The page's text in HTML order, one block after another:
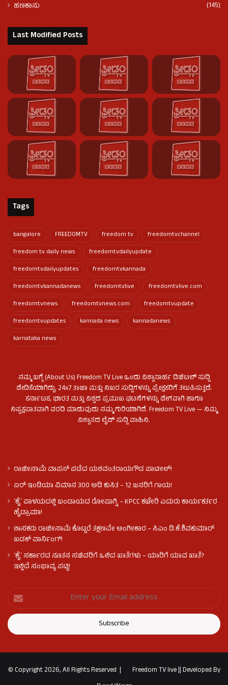
ಹಣಕಾಸು (145)
Last Modified Posts
Tags
bangalore FREEDOMTV freedom tv
freedomtvchannel
freedom tv daily news
freedomtvdailyupdate
freedomtvdailyupdates
freedomtvkannada
freedomtvkannadanews
freedomtvlive
freedomtvlive.com
freedomtvnews
freedomtvnews.com
freedomtvupdate
freedomtvupdates
kannada news
kannadanews
karnataka news
ನಮ್ಮ ಬಗ್ಗೆ (About Us) Freedom TV Live ಒಂದು ವಿಶ್ವಾಸಾರ್ಹ ಡಿಜಿಟಲ್ ಸುದ್ದಿ
ವೇದಿಕೆಯಾಗಿದ್ದು, 24x7 ತಾಜಾ ಮತ್ತು ನಿಖರ ಸುದ್ದಿಗಳನ್ನು ಪ್ರೇಕ್ಷಕರಿಗೆ ತಲುಪಿಸುತ್ತದೆ.
ಕರ್ನಾಟಕ, ಭಾರತ ಮತ್ತು ವಿಶ್ವದ ಪ್ರಮುಖ ಘಟನೆಗಳನ್ನು ವೇಗವಾಗಿ ಹಾಗೂ
ನಿಷ್ಪಕ್ಷಪಾತವಾಗಿ ವರದಿ ಮಾಡುವುದು ನಮ್ಮ ಗುರಿಯಾಗಿದೆ. Freedom TV Live — ನಿಮ್ಮ
ವಿಶ್ವಾಸದ ಲೈವ್ ಸುದ್ದಿ ವಾಹಿನಿ.
ರಾಜೀನಾಮೆ ವಾಪಸ್ ಪಡೆದ ಯಶವಂತರಾಯಗೌಡ ಪಾಟೀಲ್‌!
ಏರ್ ಇಂಡಿಯಾ ವಿಮಾನ 300 ಅಡಿ ಕುಸಿತ – 12 ಜನರಿಗೆ ಗಾಯ!
ʻಕೈʼ​ ಪಾಳಯದಲ್ಲಿ ಬಂಡಾಯದ ರೋಷಾಗ್ನಿ – KPCC ಕಚೇರಿ ಎದುರು ಕಾರ್ಯಕರ್ತರ
ಹೈಡ್ರಾಮಾ!
ಶಾಸಕರು ರಾಜೀನಾಮೆ ಕೊಟ್ಟರೆ ತಕ್ಷಣವೇ ಅಂಗೀಕಾರ – ಸಿಎಂ ಡಿ.ಕೆ.ಶಿವಕುಮಾರ್
ಖಡಕ್ ವಾರ್ನಿಂಗ್!
ʻಕೈʼ ಸರ್ಕಾರದ ನೂತನ ಸಚಿವರಿಗೆ ಒಲಿದ ಖಾತೆಗಳು – ಯಾರಿಗೆ ಯಾವ ಖಾತೆ?
ಇಲ್ಲಿದೆ ಸಂಭಾವ್ಯ ಪಟ್ಟಿ!
© Copyright 2026, All Rights Reserved | Freedom TV live||Developed By